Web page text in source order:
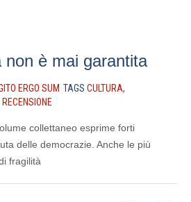
non è mai garantita
ERGO SUM TAGS CULTURA,
RECENSIONE
collettaneo esprime forti
delle democrazie. Anche le più
fragilità